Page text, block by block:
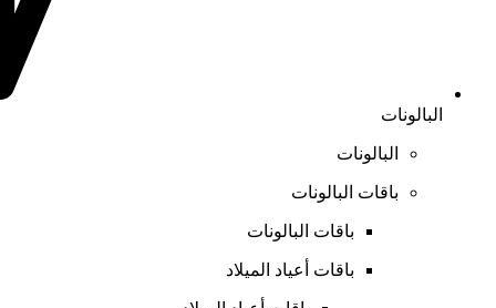
البالونات
البالونات
باقات البالونات
باقات البالونات
باقات أعياد الميلاد